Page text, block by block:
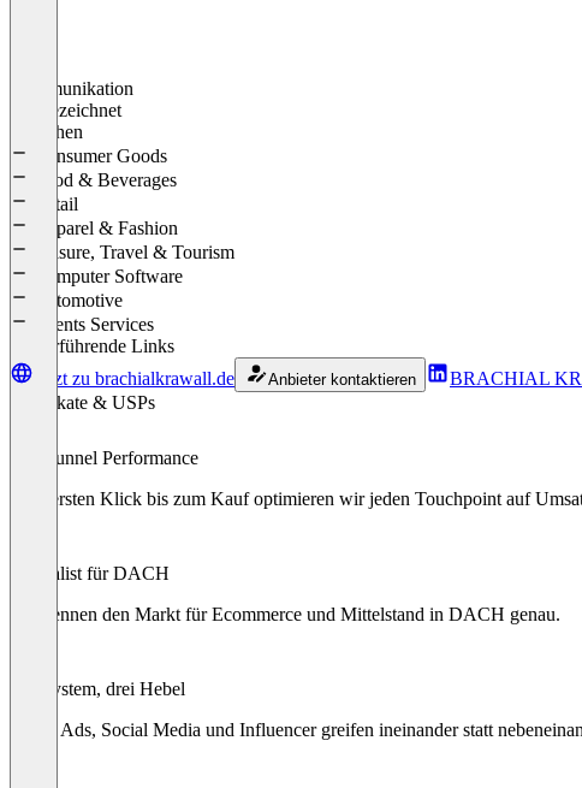
Kommunikation
Ausgezeichnet
Branchen
Consumer Goods
Food & Beverages
Retail
Apparel & Fashion
Leisure, Travel & Tourism
Computer Software
Automotive
Events Services
Weiterführende Links
Jetzt zu brachialkrawall.de
Anbieter kontaktieren
BRACHIAL
Zertifikate & USPs
Full Funnel Performance
Vom ersten Klick bis zum Kauf optimieren wir jeden Touchpoint auf
Spezialist für DACH
Wir kennen den Markt für Ecommerce und Mittelstand in DACH genau.
Ein System, drei Hebel
Social Ads, Social Media und Influencer greifen ineinander statt